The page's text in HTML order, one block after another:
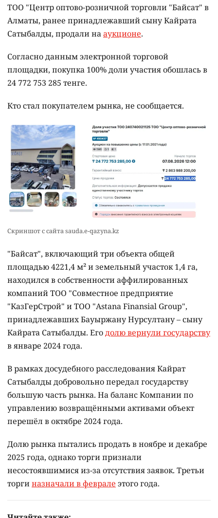
ТОО "Центр оптово-розничной торговли "Байсат" в
Алматы, ранее принадлежавший сыну Кайрата
Сатыбалды, продали нааукционе.
Согласно данным электронной торговой
площадки, покупка 100% доли участия обошлась в
24 772 753 285 тенге.
Кто стал покупателем рынка, не сообщается.
Скриншот с сайта sauda.e-qazyna.kz
"Байсат", включающий три объекта общей
площадью 4221,4 м² и земельный участок 1,4 га,
находился в собственности аффилированных
компаний ТОО "Совместное предприятие
"КазГерСтрой" и ТОО "Astana Finansial Group",
принадлежавших Бауыржану Нурсултану – сыну
Кайрата Сатыбалды. Егодолю вернули государству
в январе 2024 года.
В рамках досудебного расследования Кайрат
Сатыбалды добровольно передал государству
большую часть рынка. На баланс Компании по
управлению возвращёнными активами объект
перешёл в октябре 2024 года.
Долю рынка пытались продать в ноябре и декабре
2025 года, однако торги признали
несостоявшимися из-за отсутствия заявок. Третьи
торгиназначали в феврале этого года.